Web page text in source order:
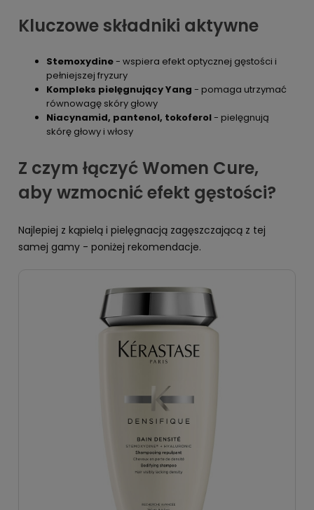
Kluczowe składniki aktywne
Stemoxydine- wspiera efekt optycznej gęstości i
pełniejszej fryzury
Kompleks pielęgnujący Yang - pomaga utrzymać
równowagę skóry głowy
Niacynamid, pantenol, tokoferol- pielęgnują
skórę głowy i włosy
Z czym łączyć Women Cure,
aby wzmocnić efekt gęstości?
Najlepiej z kąpielą i pielęgnacją zagęszczającą z tej
samej gamy - poniżej rekomendacje.